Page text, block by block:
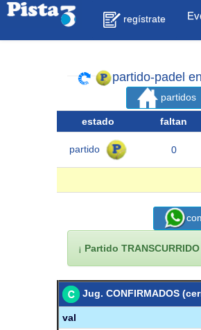
regístrate
partido-padel
partidos
estado faltan
partido 0
¡ Partido
Jug. CONFIRMADOS
val